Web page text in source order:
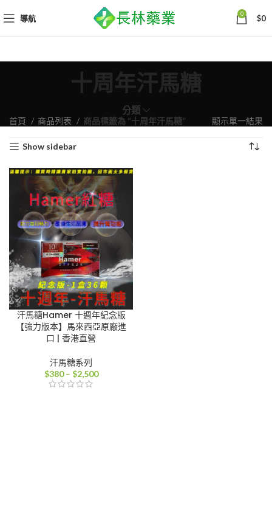
導航 0 $0
十周年汗馬糖
分類
首頁 商品列表 商品標籤為 “十周年汗馬糖” 顯示單一結果
Show sidebar
汗馬糖Hamer 十週年紀念版
【強力版本】馬來西亞原廠進
口 | 香港直營
汗馬糖系列
$380 – $2,500價